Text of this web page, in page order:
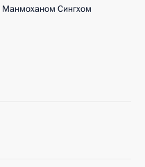
Манмоханом Сингхом